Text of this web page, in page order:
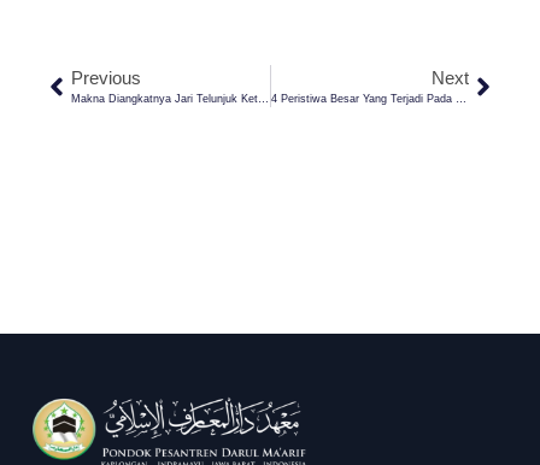
Previous
Makna Diangkatnya Jari Telunjuk Ketika Tasyahhud, Ini Menurut Pendapat Ulama
Next
4 Peristiwa Besar Yang Terjadi Pada Bulan Ramadhan, Nomor 4 Sering Dilupakan